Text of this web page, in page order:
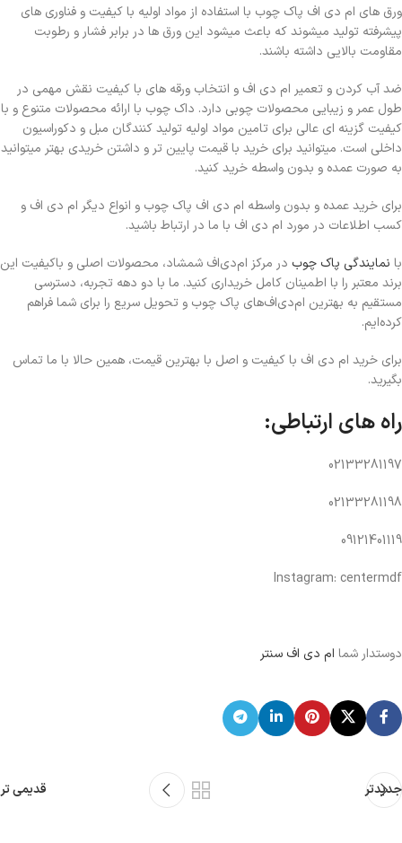
ورق های ام دی اف پاک چوب با استفاده از مواد اولیه با کیفیت و فناوری های
پیشرفته تولید میشوند که باعث میشود این ورق ها در برابر فشار و رطوبت
مقاومت بالایی داشته باشند.
ضد آب کردن و تعمیر ام دی اف و انتخاب ورقه های با کیفیت نقش مهمی در
طول عمر و زیبایی محصولات چوبی دارد. داک چوب با ارائه محصولات متنوع و با
کیفیت گزینه ای عالی برای تامین مواد اولیه تولید کنندگان مبل و دکوراسیون
داخلی است. میتوانید برای خرید با قیمت پایین تر و داشتن خریدی بهتر میتوانید
به صورت عمده و بدون واسطه خرید کنید.
برای خرید عمده و بدون واسطه ام دی اف پاک چوب و انواع دیگر ام دی اف و
کسب اطلاعات در مورد ام دی اف با ما در ارتباط باشید.
با نمایندگی پاک چوب در مرکز ام‌دی‌اف شمشاد، محصولات اصلی و باکیفیت این
برند معتبر را با اطمینان کامل خریداری کنید. ما با دو دهه تجربه، دسترسی
مستقیم به بهترین ام‌دی‌اف‌های پاک چوب و تحویل سریع را برای شما فراهم
کرده‌ایم.
برای خرید ام دی اف با کیفیت و اصل با بهترین قیمت، همین حالا با ما تماس
بگیرید.
راه های ارتباطی:
02133281197
02133281198
09121401119
Instagram: centermdf
دوستدار شما ام دی اف سنتر
جدیدتر قدیمی تر